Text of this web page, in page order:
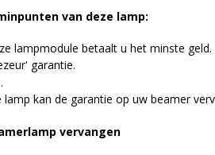
van deze lamp:
lampmodule betaalt u het minste geld.
garantie.
lamp kan de garantie op uw beamer
vervangen